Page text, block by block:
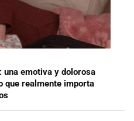
una emotiva y dolorosa
que realmente importa